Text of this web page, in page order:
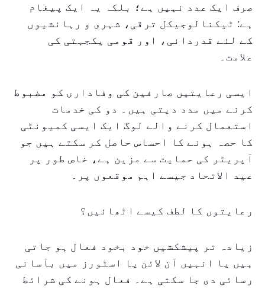
صرف ایک عدد نہیں ہے؛ بلکہ یہ ایک پیغام
ہے: ٹیکنالوجیکل ترقی، شہری و رہائشیوں
کے لئے قدردانی، اور قومی یکجہتی کی
علامت۔
ایسی رعایتیں صارفین کی وفاداری کو مضبوط
کرنے میں مدد دیتی ہیں۔ دو کی خدمات
استعمال کرنے والے لوگ ایک ایسی کمیونٹی
کا حصہ ہونے کا احساس حاصل کر سکتے ہیں جو
آپریٹر کی حمایت سے مزین ہے، خاص طور پر
عید الاتحاد جیسے اہم موقعوں پر۔
رعایتوں کا لطف کیسے اٹھائیں؟
زیادہ تر پیشکشیں خود بخود فعال ہو جاتی
ہیں یا انہیں آن لائن یا اسٹورز میں بآسانی
رسائی دی جا سکتی ہے۔ فعال ہونے کی شرائط